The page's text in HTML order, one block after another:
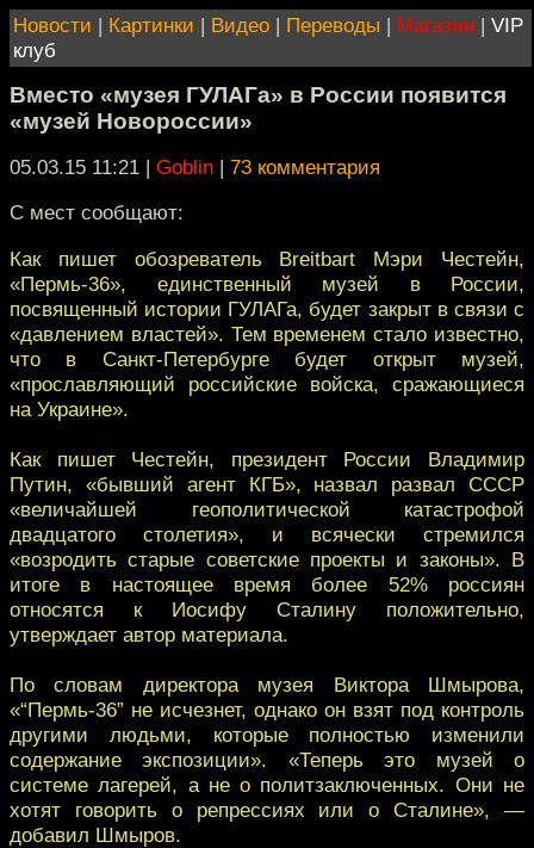
Новости | Картинки | Видео | Переводы | Магазин | VIP
клуб
Вместо «музея ГУЛАГа» в России появится
«музей Новороссии»
05.03.15 11:21 | Goblin | 73 комментария
С мест сообщают:
Как пишет обозреватель Breitbart Мэри Честейн,
«Пермь-36», единственный музей в России,
посвященный истории ГУЛАГа, будет закрыт в связи с
«давлением властей». Тем временем стало известно,
что в Санкт-Петербурге будет открыт музей,
«прославляющий российские войска, сражающиеся
на Украине».
Как пишет Честейн, президент России Владимир
Путин, «бывший агент КГБ», назвал развал СССР
«величайшей геополитической катастрофой
двадцатого столетия», и всячески стремился
«возродить старые советские проекты и законы». В
итоге в настоящее время более 52% россиян
относятся к Иосифу Сталину положительно,
утверждает автор материала.
По словам директора музея Виктора Шмырова,
«“Пермь-36” не исчезнет, однако он взят под контроль
другими людьми, которые полностью изменили
содержание экспозиции». «Теперь это музей о
системе лагерей, а не о политзаключенных. Они не
хотят говорить о репрессиях или о Сталине», —
добавил Шмыров.